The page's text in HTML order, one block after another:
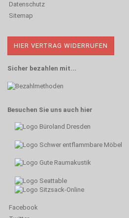
Datenschutz
Sitemap
HIER VERTRAG WIDERRUFEN
Sicher bezahlen mit...
Besuchen Sie uns auch hier
Facebook